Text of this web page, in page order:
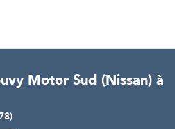
Motor Sud (Nissan) à
)